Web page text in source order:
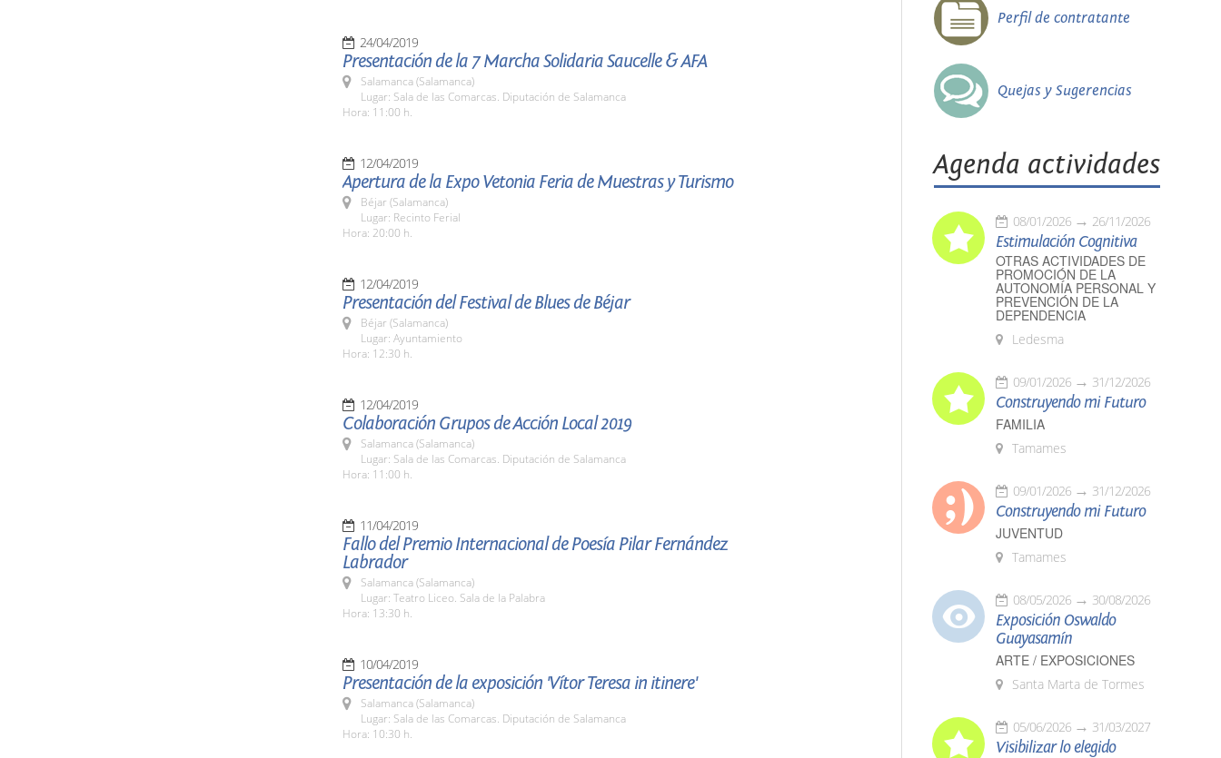
24/04/2019
Presentación de la 7 Marcha Solidaria Saucelle & AFA
Salamanca (Salamanca)
Lugar: Sala de las Comarcas. Diputación de Salamanca
Hora: 11:00 h.
12/04/2019
Apertura de la Expo Vetonia Feria de Muestras y Turismo
Béjar (Salamanca)
Lugar: Recinto Ferial
Hora: 20:00 h.
12/04/2019
Presentación del Festival de Blues de Béjar
Béjar (Salamanca)
Lugar: Ayuntamiento
Hora: 12:30 h.
12/04/2019
Colaboración Grupos de Acción Local 2019
Salamanca (Salamanca)
Lugar: Sala de las Comarcas. Diputación de Salamanca
Hora: 11:00 h.
11/04/2019
Fallo del Premio Internacional de Poesía Pilar Fernández
Labrador
Salamanca (Salamanca)
Lugar: Teatro Liceo. Sala de la Palabra
Hora: 13:30 h.
10/04/2019
Presentación de la exposición 'Vítor Teresa in itinere'
Salamanca (Salamanca)
Lugar: Sala de las Comarcas. Diputación de Salamanca
Hora: 10:30 h.
Perfil de contratante
Quejas y Sugerencias
Agenda actividades
08/01/2026 26/11/2026
Estimulación Cognitiva
OTRAS ACTIVIDADES DE
PROMOCIÓN DE LA
AUTONOMÍA PERSONAL Y
PREVENCIÓN DE LA
DEPENDENCIA
Ledesma
09/01/2026 31/12/2026
Construyendo mi Futuro
FAMILIA
Tamames
09/01/2026 31/12/2026
Construyendo mi Futuro
JUVENTUD
Tamames
08/05/2026 30/08/2026
Exposición Oswaldo
Guayasamín
ARTE / EXPOSICIONES
Santa Marta de Tormes
05/06/2026 31/03/2027
Visibilizar lo elegido